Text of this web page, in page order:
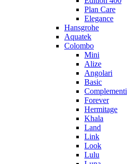
Plan Care
Elegance
Hansgrohe
Aquatek
Colombo
Mini
Alize
Angolari
Basic
Complementi
Forever
Hermitage
Khala
Land
Link
Look
Lulu